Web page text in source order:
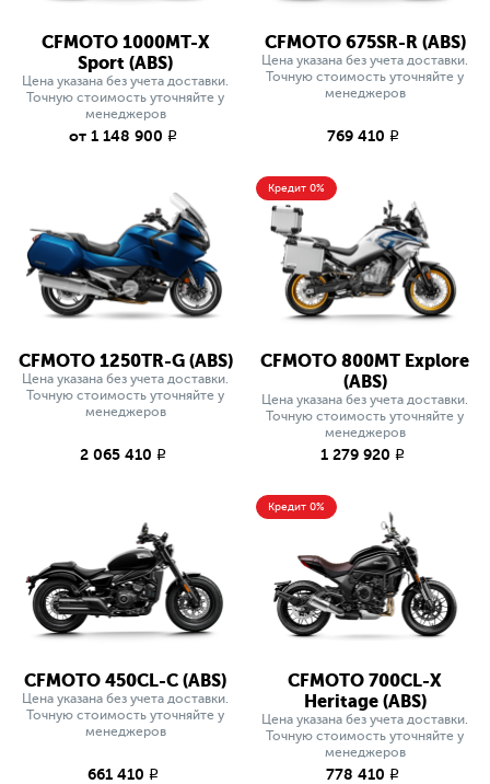
CFMOTO 1000MT-X
Sport (ABS)
Цена указана без учета доставки.
Точную стоимость уточняйте у
менеджеров
от 1 148 900 q
CFMOTO 675SR-R (ABS)
Цена указана без учета доставки.
Точную стоимость уточняйте у
менеджеров
769 410 q
CFMOTO 1250TR-G (ABS)
Цена указана без учета доставки.
Точную стоимость уточняйте у
менеджеров
2 065 410 q
Кредит 0%
CFMOTO 800MT Explore
(ABS)
Цена указана без учета доставки.
Точную стоимость уточняйте у
менеджеров
1 279 920 q
CFMOTO 450CL-C (ABS)
Цена указана без учета доставки.
Точную стоимость уточняйте у
менеджеров
661 410 q
Кредит 0%
CFMOTO 700CL-X
Heritage (ABS)
Цена указана без учета доставки.
Точную стоимость уточняйте у
менеджеров
778 410 q